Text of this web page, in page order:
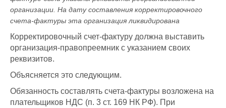
организации. На дату составления корректировочного
счета-фактуры эта организация ликвидирована
Корректировочный счет-фактуру должна выставить
организация-правопреемник с указанием своих
реквизитов.
Объясняется это следующим.
Обязанность составлять счета-фактуры возложена на
плательщиков НДС (п. 3 ст. 169 НК РФ). При